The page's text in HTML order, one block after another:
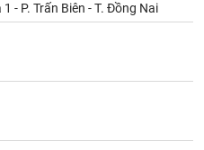
- P. Trấn Biên - T. Đồng Nai